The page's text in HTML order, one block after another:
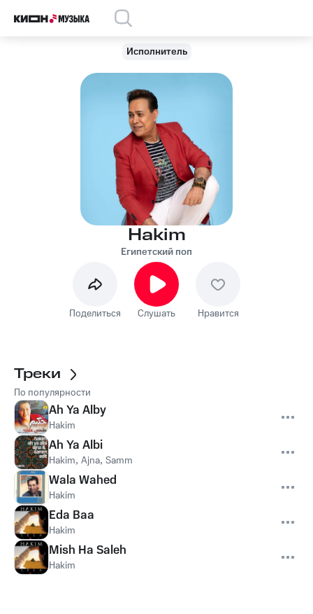
Исполнитель
Hakim
Египетский поп
Поделиться Слушать Нравится
Треки
По популярности
Ah Ya Alby
Hakim
Ah Ya Albi
Hakim, Ajna, Samm
Wala Wahed
Hakim
Eda Baa
Hakim
Mish Ha Saleh
Hakim